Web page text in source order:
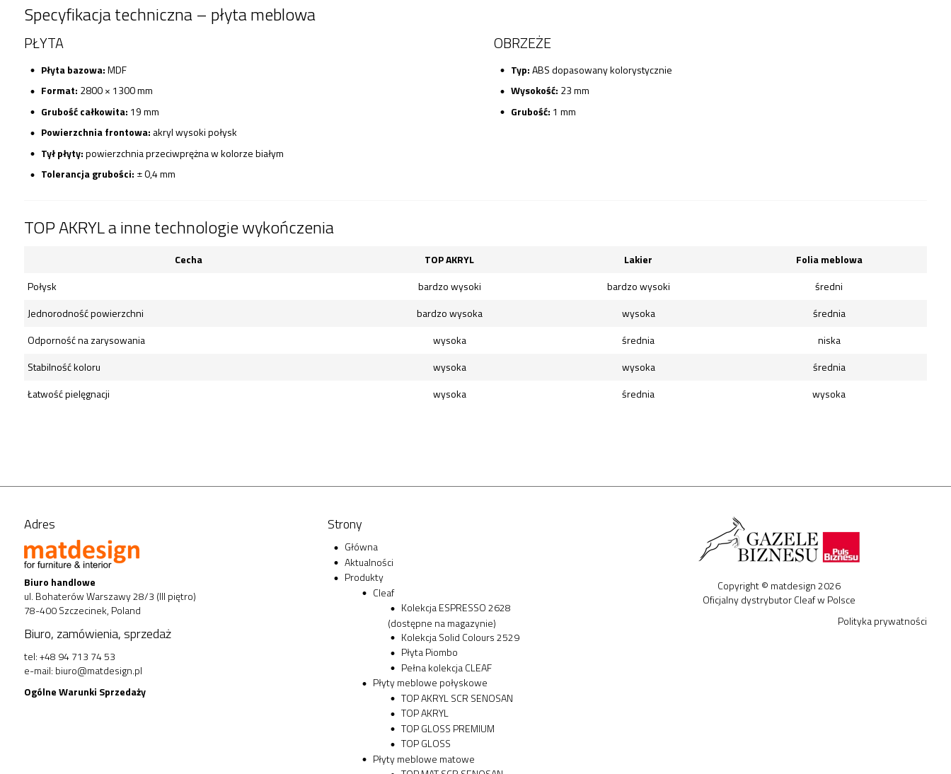
Specyfikacja techniczna – płyta meblowa
PŁYTA
Płyta bazowa:MDF
Format: 2800 × 1300 mm
Grubość całkowita: 19 mm
Powierzchnia frontowa: akryl wysoki połysk
Tył płyty:powierzchnia przeciwprężna w kolorze białym
Tolerancja grubości: ± 0,4 mm
OBRZEŻE
Typ:ABS dopasowany kolorystycznie
Wysokość: 23 mm
Grubość: 1 mm
TOP AKRYL a inne technologie wykończenia
Cecha TOP AKRYL Lakier
Folia meblowa
Połysk
bardzo wysoki bardzo wysoki
średni
Jednorodność powierzchni
bardzo wysoka wysoka
średnia
Odporność na zarysowania
wysoka średnia
niska
Stabilność koloru
wysoka wysoka
średnia
Łatwość pielęgnacji
wysoka średnia wysoka
Adres
Biuro handlowe
ul. Bohaterów Warszawy 28/3 (III piętro)
78-400 Szczecinek, Poland
Biuro, zamówienia, sprzedaż
tel: +48 94 713 74 53
e-mail: biuro@matdesign.pl
Ogólne Warunki Sprzedaży
Strony
Główna
Aktualności
Produkty
Cleaf
Kolekcja ESPRESSO 2628
(dostępne na magazynie)
Kolekcja Solid Colours 2529
Płyta Piombo
Pełna kolekcja CLEAF
Płyty meblowe połyskowe
TOP AKRYL SCR SENOSAN
TOP AKRYL
TOP GLOSS PREMIUM
TOP GLOSS
Płyty meblowe matowe
Copyright © matdesign 2026
Oficjalny dystrybutor Cleaf w Polsce
Polityka prywatności